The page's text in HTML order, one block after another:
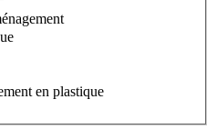
en plastique